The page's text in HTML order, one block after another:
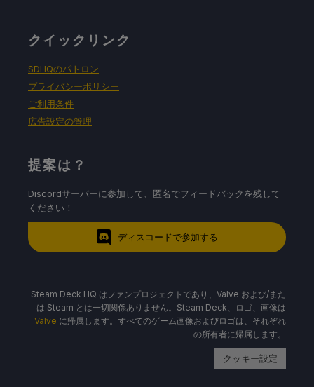
クイックリンク
SDHQのパトロン
プライバシーポリシー
ご利用条件
広告設定の管理
提案は？
Discordサーバーに参加して、匿名でフィードバックを残して
ください！
ディスコードで参加する
Steam Deck HQ はファンプロジェクトであり、Valve および/また
は Steam とは一切関係ありません。Steam Deck、ロゴ、画像は
Valve に帰属します。すべてのゲーム画像およびロゴは、それぞれ
の所有者に帰属します。
クッキー設定